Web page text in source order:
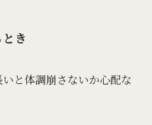
き
いと体調崩さないか心配な